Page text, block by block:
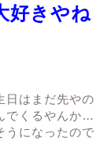
好きやね
はまだ先やの
でくるやんか…
うになったので